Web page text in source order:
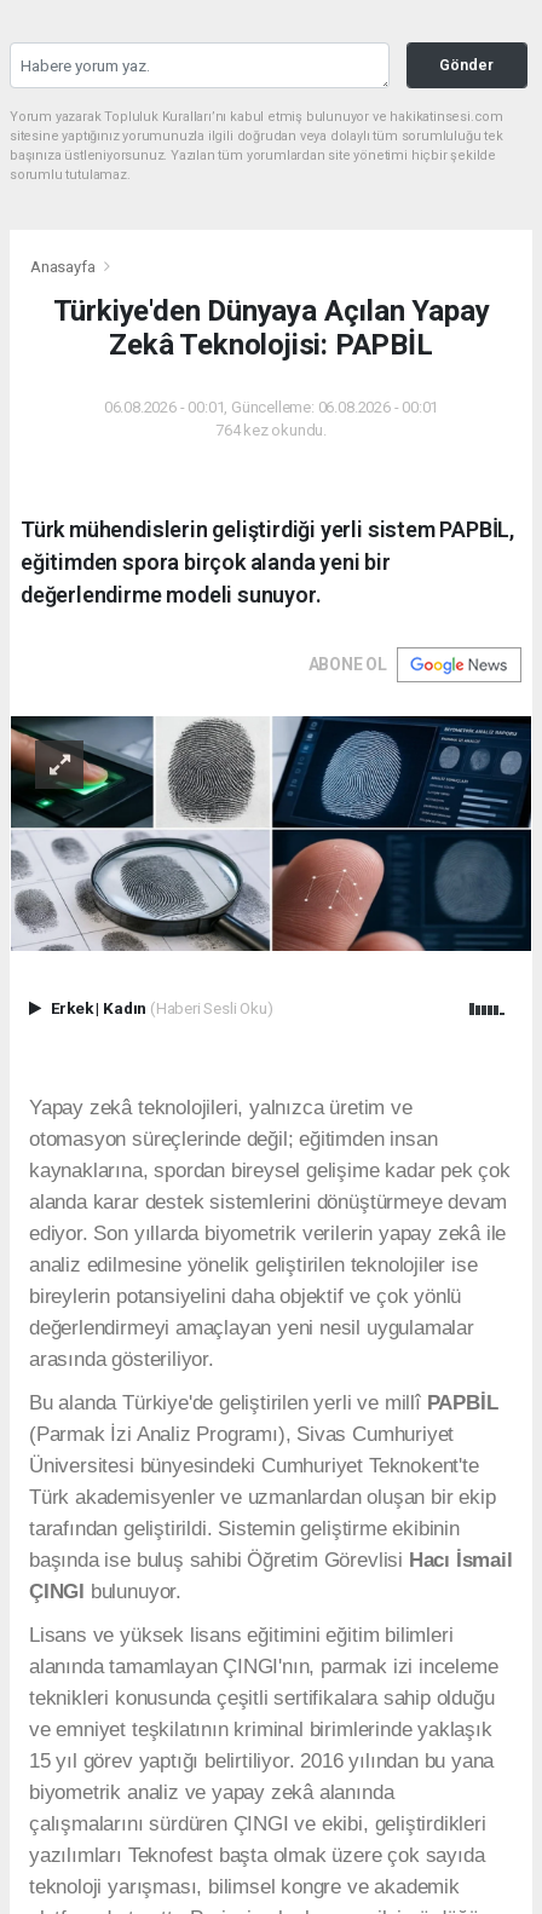
Gönder
Yorum yazarak Topluluk Kuralları’nı kabul etmiş bulunuyor ve hakikatinsesi.com
sitesine yaptığınız yorumunuzla ilgili doğrudan veya dolaylı tüm sorumluluğu tek
başınıza üstleniyorsunuz. Yazılan tüm yorumlardan site yönetimi hiçbir şekilde
sorumlu tutulamaz.
Anasayfa
Türkiye'den Dünyaya Açılan Yapay
Zekâ Teknolojisi: PAPBİL
06.08.2026 - 00:01, Güncelleme: 06.08.2026 - 00:01
764 kez okundu.
Türk mühendislerin geliştirdiği yerli sistem PAPBİL,
eğitimden spora birçok alanda yeni bir
değerlendirme modeli sunuyor.
ABONE OL
Erkek| Kadın (Haberi Sesli Oku)
Yapay zekâ teknolojileri, yalnızca üretim ve
otomasyon süreçlerinde değil; eğitimden insan
kaynaklarına, spordan bireysel gelişime kadar pek çok
alanda karar destek sistemlerini dönüştürmeye devam
ediyor. Son yıllarda biyometrik verilerin yapay zekâ ile
analiz edilmesine yönelik geliştirilen teknolojiler ise
bireylerin potansiyelini daha objektif ve çok yönlü
değerlendirmeyi amaçlayan yeni nesil uygulamalar
arasında gösteriliyor.
Bu alanda Türkiye'de geliştirilen yerli ve millî PAPBİL
(Parmak İzi Analiz Programı), Sivas Cumhuriyet
Üniversitesi bünyesindeki Cumhuriyet Teknokent'te
Türk akademisyenler ve uzmanlardan oluşan bir ekip
tarafından geliştirildi. Sistemin geliştirme ekibinin
başında ise buluş sahibi Öğretim Görevlisi Hacı İsmail
ÇINGI
bulunuyor.
Lisans ve yüksek lisans eğitimini eğitim bilimleri
alanında tamamlayan ÇINGI'nın, parmak izi inceleme
teknikleri konusunda çeşitli sertifikalara sahip olduğu
ve emniyet teşkilatının kriminal birimlerinde yaklaşık
15 yıl görev yaptığı belirtiliyor. 2016 yılından bu yana
biyometrik analiz ve yapay zekâ alanında
çalışmalarını sürdüren ÇINGI ve ekibi, geliştirdikleri
yazılımları Teknofest başta olmak üzere çok sayıda
teknoloji yarışması, bilimsel kongre ve akademik